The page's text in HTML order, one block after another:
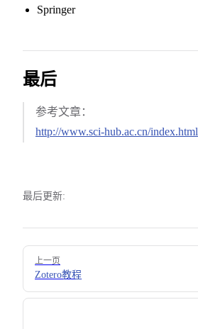
Springer
最后
参考文章：
http://www.sci-hub.ac.cn/index.html
最后更新:
Pager
上一页
Zotero教程